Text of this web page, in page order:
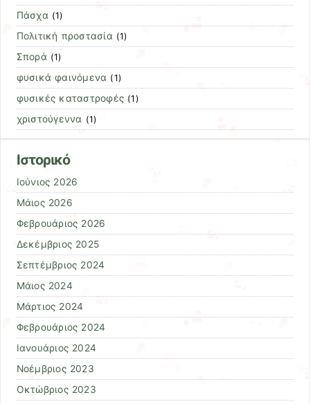
Πάσχα (1)
Πολιτική προστασία (1)
Σπορά (1)
φυσικά φαινόμενα (1)
φυσικές καταστροφές (1)
χριστούγεννα (1)
Ιστορικό
Ιούνιος 2026
Μάιος 2026
Φεβρουάριος 2026
Δεκέμβριος 2025
Σεπτέμβριος 2024
Μάιος 2024
Μάρτιος 2024
Φεβρουάριος 2024
Ιανουάριος 2024
Νοέμβριος 2023
Οκτώβριος 2023